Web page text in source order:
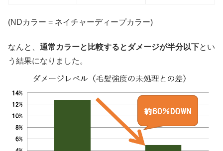
(NDカラー = ネイチャーディープカラー)
なんと、 通常カラーと比較するとダメージが半分以下とい
う結果になりました。